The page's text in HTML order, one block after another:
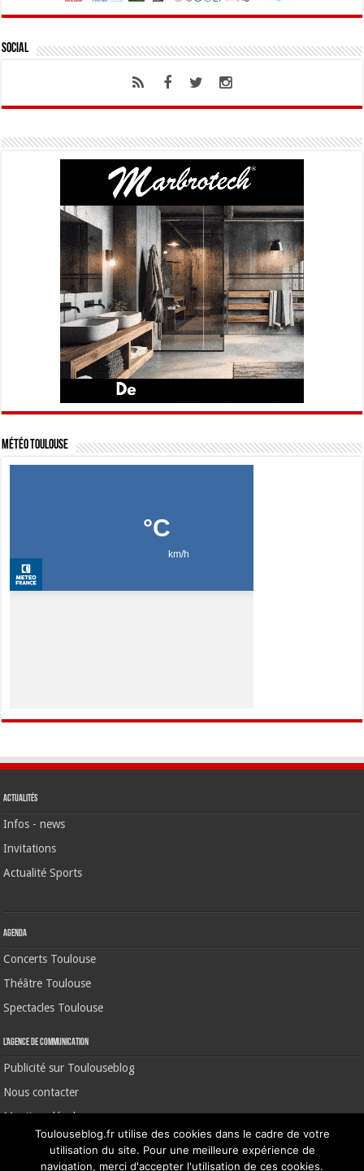
Social
Météo Toulouse
Actualités
Infos - news
Invitations
Actualité Sports
Agenda
Concerts Toulouse
Théâtre Toulouse
Spectacles Toulouse
L’agence de communication
Publicité sur Toulouseblog
Nous contacter
Mentions légales
Toulouseblog.fr utilise des cookies dans le cadre de votre
utilisation du site. Pour une meilleure expérience de
navigation, merci d'accepter l'utilisation de ces cookies.